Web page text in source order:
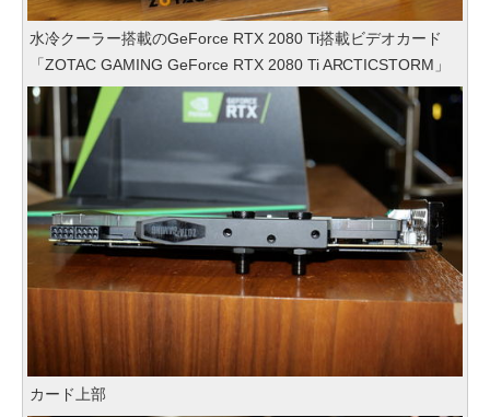
水冷クーラー搭載のGeForce RTX 2080 Ti搭載ビデオカード
「ZOTAC GAMING GeForce RTX 2080 Ti ARCTICSTORM」
カード上部